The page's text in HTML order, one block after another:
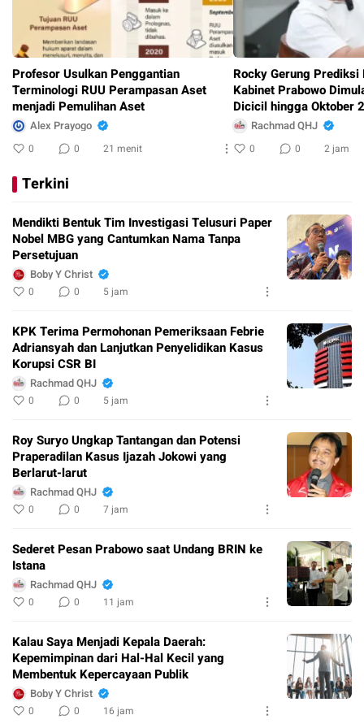
Profesor Usulkan Penggantian
Terminologi RUU Perampasan Aset
menjadi Pemulihan Aset
Alex Prayogo
0 0 21 menit
Rocky Gerung Prediksi
Kabinet Prabowo
Dicicil hingga Oktober
Rachmad QHJ
0 0 2 jam
Terkini
Mendikti Bentuk Tim Investigasi Telusuri Paper
Nobel MBG yang Cantumkan Nama Tanpa
Persetujuan
Boby Y Christ
0 0 5 jam
KPK Terima Permohonan Pemeriksaan Febrie
Adriansyah dan Lanjutkan Penyelidikan Kasus
Korupsi CSR BI
Rachmad QHJ
0 0 5 jam
Roy Suryo Ungkap Tantangan dan Potensi
Praperadilan Kasus Ijazah Jokowi yang
Berlarut-larut
Rachmad QHJ
0 0 7 jam
Sederet Pesan Prabowo saat Undang BRIN ke
Istana
Rachmad QHJ
0 0 11 jam
Kalau Saya Menjadi Kepala Daerah:
Kepemimpinan dari Hal-Hal Kecil yang
Membentuk Kepercayaan Publik
Boby Y Christ
0 0 16 jam